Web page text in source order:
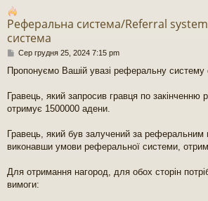
Реферальна система/Referral
система
П
в
д
м
е
н
Сер грудня 25, 2024 7:15 pm
Пропонуємо Вашій увазі реферальну систему
Гравець, який запросив гравця по закінченню
отримує 1500000 адени.
Гравець, який був залучений за реферальним
виконавши умови реферальної системи,
Для отримання нагород, для обох сторін
вимоги: